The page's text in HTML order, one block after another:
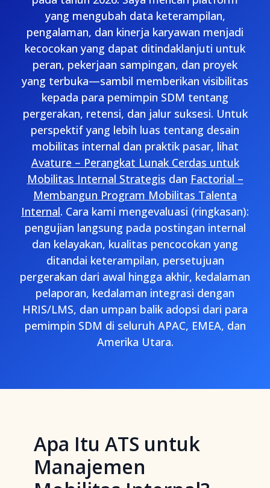
yang mengubah data keterampilan,
pengalaman, dan kinerja karyawan menjadi
kecocokan yang dapat ditindaklanjuti untuk
peran, pekerjaan sampingan, dan proyek
yang terbuka—sambil memberikan visibilitas
kepada para pemimpin SDM tentang
pergerakan, retensi, dan jalur suksesi. Untuk
perspektif yang lebih luas tentang desain
mobilitas internal dan praktik pasar, lihat
Avature – Perangkat Lunak Cerdas untuk
Mobilitas Internal Strategis dan Factorial –
Membangun Program Mobilitas Talenta
Internal. Cara kami mengevaluasi (ringkasan):
pengujian langsung pada postingan internal
dan kelayakan, kualitas pencocokan yang
ditandai keterampilan, persetujuan
pergerakan dari awal hingga akhir, kedalaman
pelaporan, kedalaman integrasi dengan
HRIS/LMS, dan umpan balik adopsi dari para
pemimpin SDM di seluruh APAC, EMEA, dan
Amerika Utara.
Apa Itu ATS untuk
Manajemen